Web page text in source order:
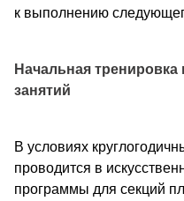
к выполнению
Начальная
занятий
В условиях
проводится в
программы для секций